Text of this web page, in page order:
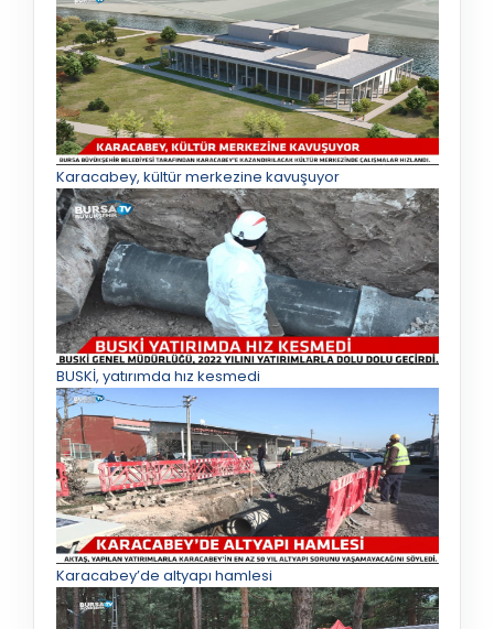
Karacabey, kültür merkezine kavuşuyor
BUSKİ, yatırımda hız kesmedi
Karacabey’de altyapı hamlesi